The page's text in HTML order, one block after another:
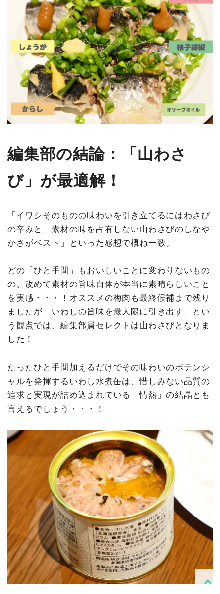
編集部の結論：「山わさ
び」が最適解！
「イワシそのものの味わいを引き立てるにはわさび
の辛みと、素材の味を占有しない山わさびのしなや
かさがベスト」といった感想で概ね一致。
どの「ひと手間」もおいしいことに変わりないもの
の、改めて素材の旨味自体が本当に素晴らしいこと
を実感・・・！オススメの梅肉も最終候補まで残り
ましたが「いわしの旨味を最大限に引き出す」とい
う観点では、編集部員セレクトは山わさびとなりま
した！
たったひと手間加えるだけでその味わいのポテンシ
ャルを発揮するいわし水煮缶は、惜しみない品質の
追求と実現が詰め込まれている「情熱」の結晶とも
言えるでしょう・・・！